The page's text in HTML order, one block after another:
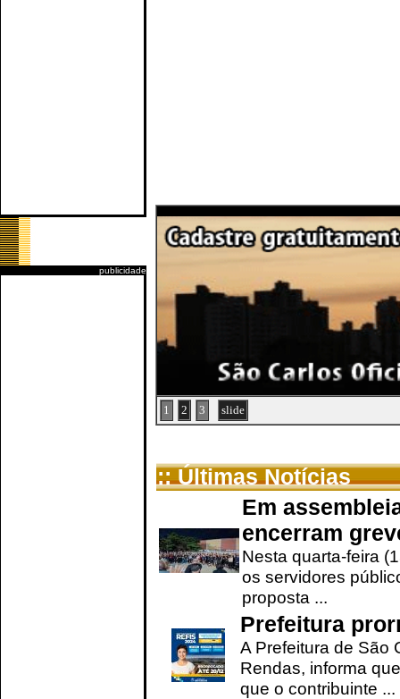
publicidade
1 2 3 slide
:: Últimas Notícias
Em
encerram
Nesta quarta-feira
os servidores
proposta ...
Prefeitura
A Prefeitura de São
Rendas, informa
que o contribuinte ...